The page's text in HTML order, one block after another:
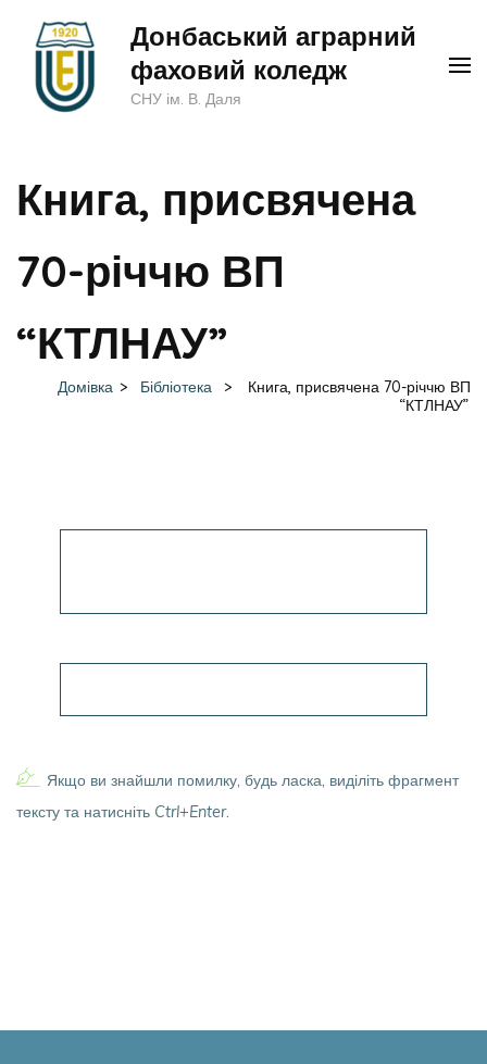
(натисніть
Донбаський аграрний
фаховий коледж
СНУ ім. В. Даля
Книга, присвячена
70-річчю ВП
“КТЛНАУ”
Домівка > Бібліотека >
Книга, присвячена 70-річчю ВП
“КТЛНАУ”
Якщо ви знайшли помилку, будь ласка, виділіть фрагмент
тексту та натисніть Ctrl+Enter.